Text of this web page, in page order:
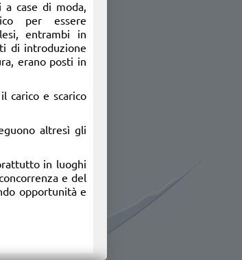
a case di moda,
per essere
entrambi in
di introduzione
erano posti in
carico e scarico
altresì gli
in luoghi
e del
opportunità e